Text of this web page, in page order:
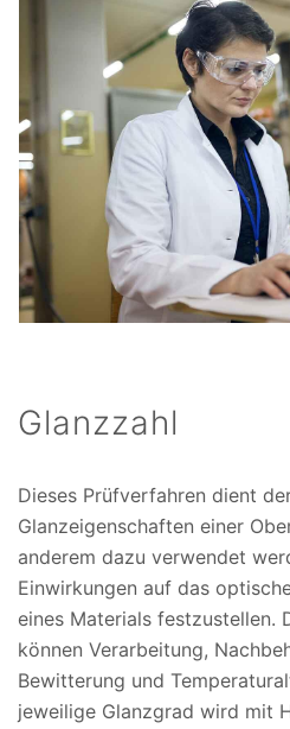
Glanzzahl
Dieses Prüfverfahren dient
Glanzeigenschaften einer
anderem dazu verwendet
Einwirkungen auf das
eines Materials festzustellen.
können Verarbeitung,
Bewitterung und
jeweilige Glanzgrad wird mit